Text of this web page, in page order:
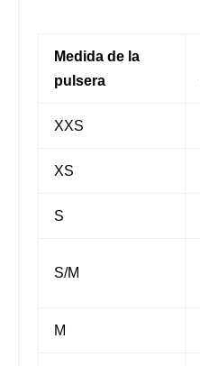
Medida de la
pulsera
XXS
XS
S
S/M
M